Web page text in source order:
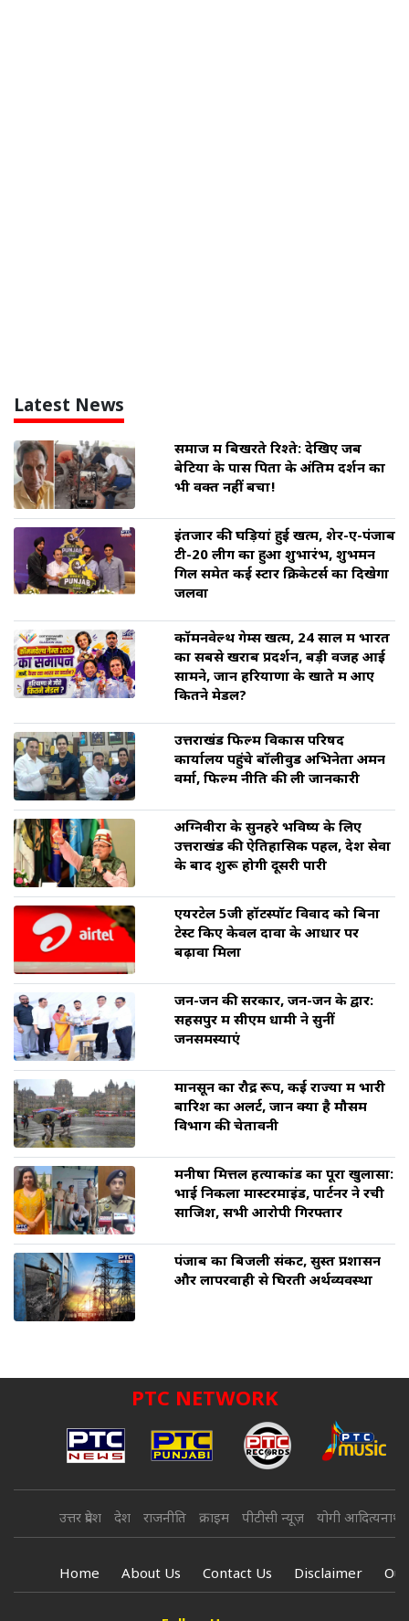
Latest News
समाज में बिखरते रिश्ते: देखिए जब
बेटियों के पास पिता के अंतिम दर्शन का
भी वक्त नहीं बचा!
इंतजार की घड़ियां हुई खत्म, शेर-ए-पंजाब
टी-20 लीग का हुआ शुभारंभ, शुभमन
गिल समेत कई स्टार क्रिकेटर्स का दिखेगा
जलवा
कॉमनवेल्थ गेम्स खत्म, 24 साल में भारत
का सबसे खराब प्रदर्शन, बड़ी वजह आई
सामने, जानें हरियाणा के खाते में आए
कितने मेडल?
उत्तराखंड फिल्म विकास परिषद
कार्यालय पहुंचे बॉलीवुड अभिनेता अमन
वर्मा, फिल्म नीति की ली जानकारी
अग्निवीरों के सुनहरे भविष्य के लिए
उत्तराखंड की ऐतिहासिक पहल, देश सेवा
के बाद शुरू होगी दूसरी पारी
एयरटेल 5जी हॉटस्पॉट विवाद को बिना
टेस्ट किए केवल दावों के आधार पर
बढ़ावा मिला
जन-जन की सरकार, जन-जन के द्वार:
सहसपुर में सीएम धामी ने सुनीं
जनसमस्याएं
मानसून का रौद्र रूप, कई राज्यों में भारी
बारिश का अलर्ट, जानें क्या है मौसम
विभाग की चेतावनी
मनीषा मित्तल हत्याकांड का पूरा खुलासा:
भाई निकला मास्टरमाइंड, पार्टनर ने रची
साजिश, सभी आरोपी गिरफ्तार
पंजाब का बिजली संकट, सुस्त प्रशासन
और लापरवाही से घिरती अर्थव्यवस्था
PTC NETWORK
उत्तर प्रदेश देश राजनीति क्राइम पीटीसी न्यूज़ योगी आदित्यनाथ
Home About Us Contact Us Disclaimer